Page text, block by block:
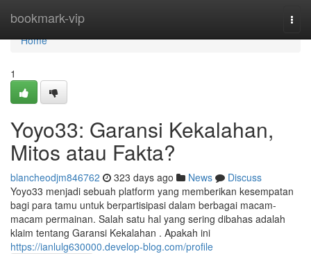
bookmark-vip
Home
Home
1
Yoyo33: Garansi Kekalahan,
Mitos atau Fakta?
blancheodjm846762 323 days ago News
Discuss
Yoyo33 menjadi sebuah platform yang memberikan kesempatan
bagi para tamu untuk berpartisipasi dalam berbagai macam-
macam permainan. Salah satu hal yang sering dibahas adalah
klaim tentang Garansi Kekalahan . Apakah ini
https://ianlulg630000.develop-blog.com/profile